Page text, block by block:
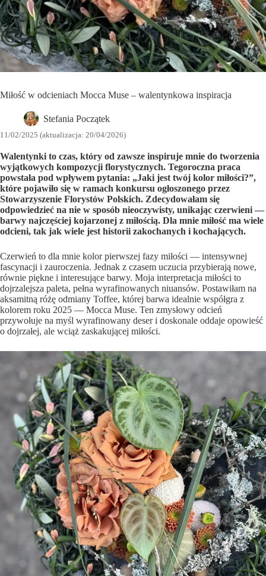
Miłość w odcieniach Mocca Muse – walentynkowa inspiracja
Stefania Początek
11/02/2025 (aktualizacja: 20/04/2026)
Walentynki to czas, który od zawsze inspiruje mnie do tworzenia
wyjątkowych kompozycji florystycznych. Tegoroczna praca
powstała pod wpływem pytania: „Jaki jest twój kolor miłości?”,
które pojawiło się w ramach konkursu ogłoszonego przez
Stowarzyszenie Florystów Polskich. Zdecydowałam się
odpowiedzieć na nie w sposób nieoczywisty, unikając czerwieni —
barwy najczęściej kojarzonej z miłością. Dla mnie miłość ma wiele
odcieni, tak jak wiele jest historii zakochanych i kochających.
Czerwień to dla mnie kolor pierwszej fazy miłości — intensywnej
fascynacji i zauroczenia. Jednak z czasem uczucia przybierają nowe,
równie piękne i interesujące barwy. Moja interpretacja miłości to
dojrzalejsza paleta, pełna wyrafinowanych niuansów. Postawiłam na
aksamitną różę odmiany Toffee, której barwa idealnie współgra z
kolorem roku 2025 — Mocca Muse. Ten zmysłowy odcień
przywołuje na myśl wyrafinowany deser i doskonale oddaje opowieść
o dojrzałej, ale wciąż zaskakującej miłości.